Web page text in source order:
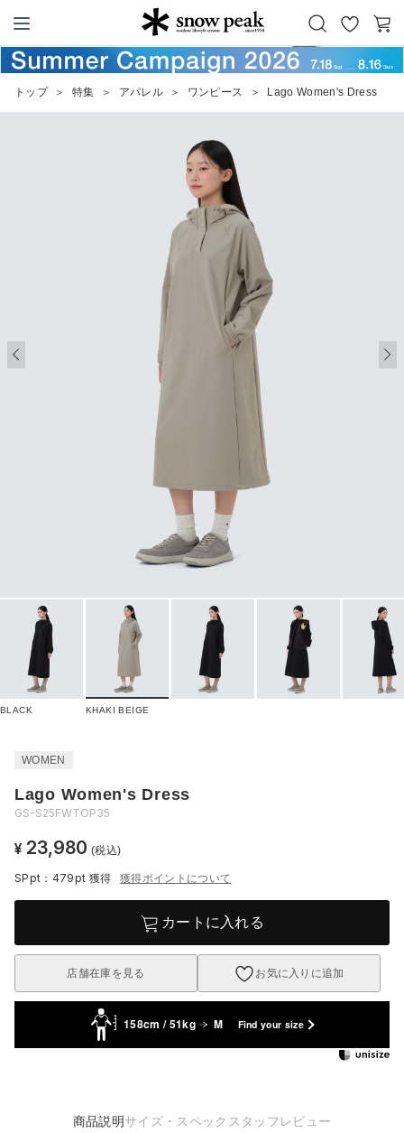
Snow Peak
お
気
カ
ー
トップ ＞ 特集 ＞ アパレル ＞ ワンピース ＞ Lago Women's Dress
BLACK KHAKI BEIGE
WOMEN
Lago Women's Dress
GS-S25FWTOP35
¥ 23,980 (税込)
SPpt：479pt 獲得 獲得ポイントについて
カートに入れる
店舗在庫を見る お気に入りに追加
158cm / 51kg M Find your size
商品説明サイズ・スペック スタッフレビュー